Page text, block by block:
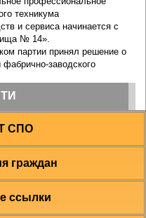
СПО
граждан
ссылки